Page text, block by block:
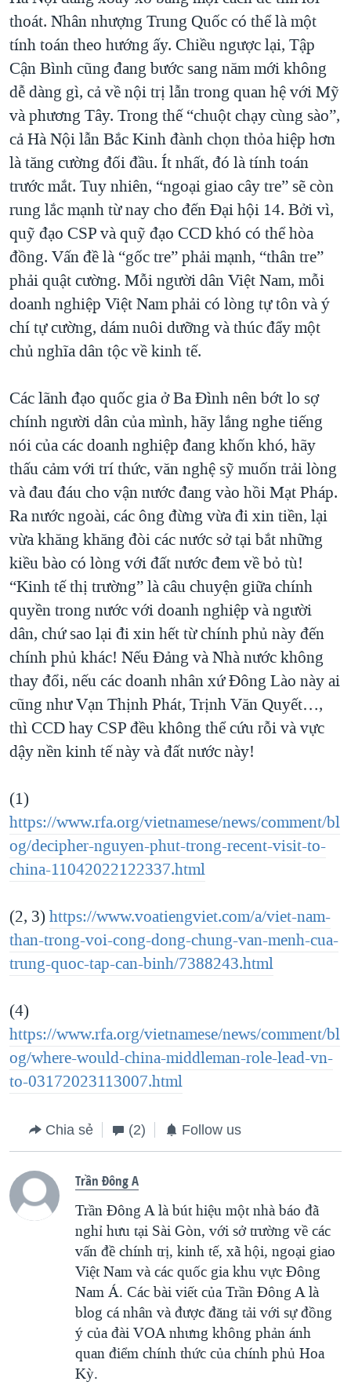
thoát. Nhân nhượng Trung Quốc có thể là một
tính toán theo hướng ấy. Chiều ngược lại, Tập
Cận Bình cũng đang bước sang năm mới không
dễ dàng gì, cả về nội trị lẫn trong quan hệ với Mỹ
và phương Tây. Trong thế “chuột chạy cùng sào”,
cả Hà Nội lẫn Bắc Kinh đành chọn thỏa hiệp hơn
là tăng cường đối đầu. Ít nhất, đó là tính toán
trước mắt. Tuy nhiên, “ngoại giao cây tre” sẽ còn
rung lắc mạnh từ nay cho đến Đại hội 14. Bởi vì,
quỹ đạo CSP và quỹ đạo CCD khó có thể hòa
đồng. Vấn đề là “gốc tre” phải mạnh, “thân tre”
phải quật cường. Mỗi người dân Việt Nam, mỗi
doanh nghiệp Việt Nam phải có lòng tự tôn và ý
chí tự cường, dám nuôi dưỡng và thúc đẩy một
chủ nghĩa dân tộc về kinh tế.
Các lãnh đạo quốc gia ở Ba Đình nên bớt lo sợ
chính người dân của mình, hãy lắng nghe tiếng
nói của các doanh nghiệp đang khốn khó, hãy
thấu cảm với trí thức, văn nghệ sỹ muốn trải lòng
và đau đáu cho vận nước đang vào hồi Mạt Pháp.
Ra nước ngoài, các ông đừng vừa đi xin tiền, lại
vừa khăng khăng đòi các nước sở tại bắt những
kiều bào có lòng với đất nước đem về bỏ tù!
“Kinh tế thị trường” là câu chuyện giữa chính
quyền trong nước với doanh nghiệp và người
dân, chứ sao lại đi xin hết từ chính phủ này đến
chính phủ khác! Nếu Đảng và Nhà nước không
thay đổi, nếu các doanh nhân xứ Đông Lào này ai
cũng như Vạn Thịnh Phát, Trịnh Văn Quyết…,
thì CCD hay CSP đều không thể cứu rỗi và vực
dậy nền kinh tế này và đất nước này!
(1)
https://www.rfa.org/vietnamese/news/comment/bl
og/decipher-nguyen-phut-trong-recent-visit-to-
china-11042022122337.html
(2, 3)https://www.voatiengviet.com/a/viet-nam-
than-trong-voi-cong-dong-chung-van-menh-cua-
trung-quoc-tap-can-binh/7388243.html
(4)
https://www.rfa.org/vietnamese/news/comment/bl
og/where-would-china-middleman-role-lead-vn-
to-03172023113007.html
Chia sẻ (2) Follow us
Trần Đông A
Trần Đông A là bút hiệu một nhà báo đã
nghỉ hưu tại Sài Gòn, với sở trường về các
vấn đề chính trị, kinh tế, xã hội, ngoại giao
Việt Nam và các quốc gia khu vực Đông
Nam Á. Các bài viết của Trần Đông A là
blog cá nhân và được đăng tải với sự đồng
ý của đài VOA nhưng không phản ánh
quan điểm chính thức của chính phủ Hoa
Kỳ.